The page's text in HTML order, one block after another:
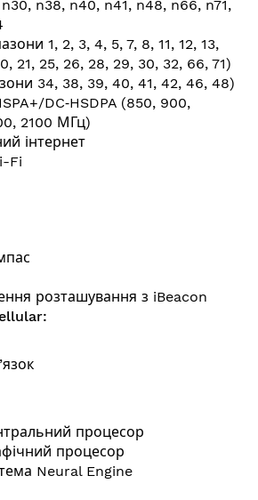
n38, n40, n41, n48, n66, n71,
1, 2, 3, 4, 5, 7, 8, 11, 12, 13,
21, 25, 26, 28, 29, 30, 32, 66, 71)
34, 38, 39, 40, 41, 42, 46, 48)
DC‑HSDPA (850, 900,
2100 МГц)
інтернет
Fi
розта­шу­вання з iBeacon
процесор
процесор
Neural Engine